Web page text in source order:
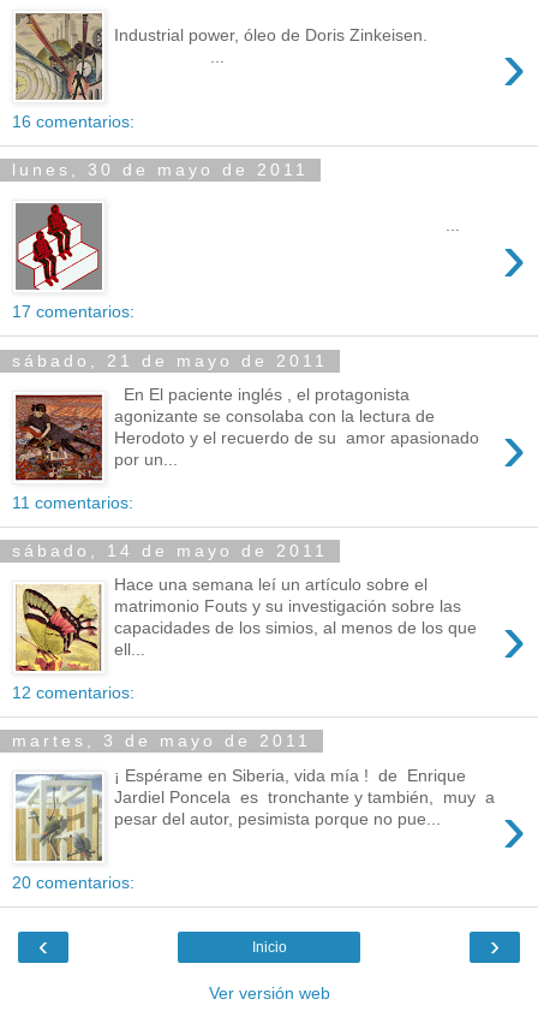
›
Industrial power, óleo de Doris Zinkeisen.
16 comentarios:
lunes, 30 de mayo de 2011
›
...
17 comentarios:
sábado, 21 de mayo de 2011
›
En El paciente inglés , el protagonista
agonizante se consolaba con la lectura de
Herodoto y el recuerdo de su amor apasionado
por un...
11 comentarios:
sábado, 14 de mayo de 2011
›
Hace una semana leí un artículo sobre el
matrimonio Fouts y su investigación sobre las
capacidades de los simios, al menos de los que
ell...
12 comentarios:
martes, 3 de mayo de 2011
›
¡ Espérame en Siberia, vida mía ! de Enrique
Jardiel Poncela es tronchante y también, muy a
pesar del autor, pesimista porque no pue...
20 comentarios:
‹ ›
Inicio
Ver versión web